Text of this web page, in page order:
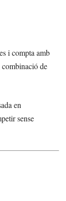
i compta amb
combinació de
en
sense